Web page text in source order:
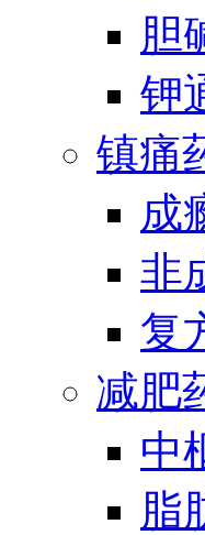
胆
钾
镇痛
成
非
复
减肥
中
脂